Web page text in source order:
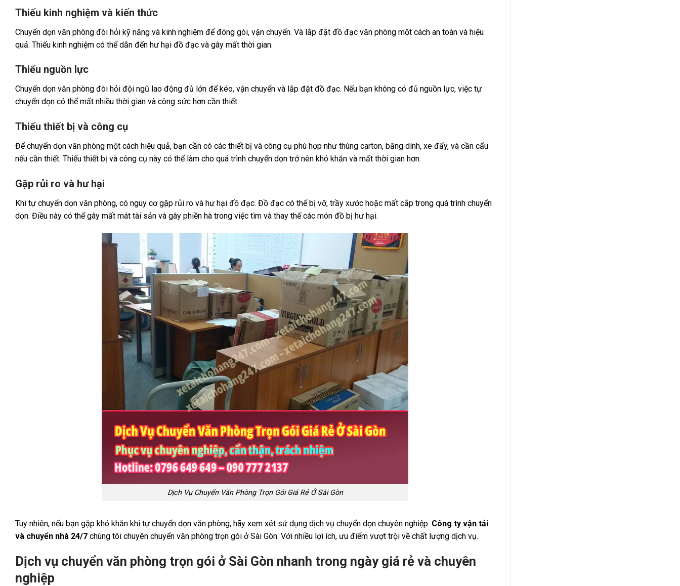
Thiếu kinh nghiệm và kiến thức
Chuyển dọn văn phòng đòi hỏi kỹ năng và kinh nghiệm để đóng gói, vận chuyển. Và lắp đặt đồ đạc văn phòng một cách an toàn và hiệu
quả. Thiếu kinh nghiệm có thể dẫn đến hư hại đồ đạc và gây mất thời gian.
Thiếu nguồn lực
Chuyển dọn văn phòng đòi hỏi đội ngũ lao động đủ lớn để kéo, vận chuyển và lắp đặt đồ đạc. Nếu bạn không có đủ nguồn lực, việc tự
chuyển dọn có thể mất nhiều thời gian và công sức hơn cần thiết.
Thiếu thiết bị và công cụ
Để chuyển dọn văn phòng một cách hiệu quả, bạn cần có các thiết bị và công cụ phù hợp như thùng carton, băng dính, xe đẩy, và cần cẩu
nếu cần thiết. Thiếu thiết bị và công cụ này có thể làm cho quá trình chuyển dọn trở nên khó khăn và mất thời gian hơn.
Gặp rủi ro và hư hại
Khi tự chuyển dọn văn phòng, có nguy cơ gặp rủi ro và hư hại đồ đạc. Đồ đạc có thể bị vỡ, trầy xước hoặc mất cắp trong quá trình chuyển
dọn. Điều này có thể gây mất mát tài sản và gây phiền hà trong việc tìm và thay thế các món đồ bị hư hại.
Dịch Vụ Chuyển Văn Phòng Trọn Gói Giá Rẻ Ở Sài Gòn
Tuy nhiên, nếu bạn gặp khó khăn khi tự chuyển dọn văn phòng, hãy xem xét sử dụng dịch vụ chuyển dọn chuyên nghiệp. Công ty vận tải
và chuyển nhà 24/7 chúng tôi chuyên chuyển văn phòng trọn gói ở Sài Gòn. Với nhiều lợi ích, ưu điểm vượt trội về chất lượng dịch vụ.
Dịch vụ chuyển văn phòng trọn gói ở Sài Gòn nhanh trong ngày giá rẻ và chuyên
nghiệp